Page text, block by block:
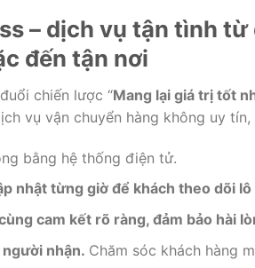
– dịch vụ tận tình
đến tận nơi
chiến lược “Mang lại giá trị tốt
vụ vận chuyển hàng không uy
bằng hệ thống điện tử.
nhật từng giờ để khách theo dõi lô
cam kết rõ ràng, đảm bảo hài
nhận. Chăm sóc khách hàng